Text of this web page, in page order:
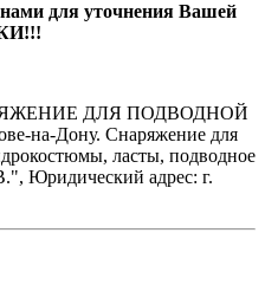
для уточнения Вашей
ДЛЯ ПОДВОДНОЙ
на-Дону. Снаряжение для
ласты, подводное
Юридический адрес: г.